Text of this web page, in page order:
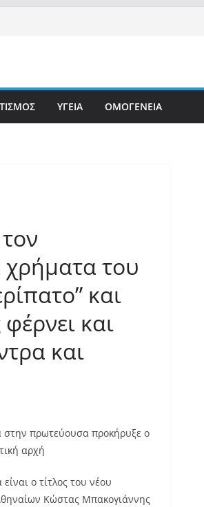
ΥΓΕΙΑ ΟΜΟΓΕΝΕΙΑ
του
και
και
και
στην πρωτεύουσα προκήρυξε ο
αρχή
ο τίτλος του νέου
Κώστας Μπακογιάννης